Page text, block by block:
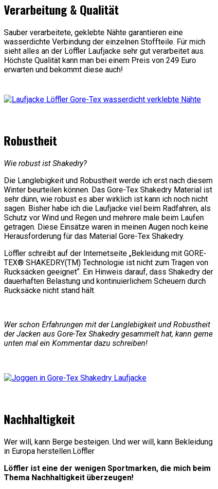
Verarbeitung & Qualität
Sauber verarbeitete, geklebte Nähte garantieren eine
wasserdichte Verbindung der einzelnen Stoffteile. Für mich
sieht alles an der Löffler Laufjacke sehr gut verarbeitet aus.
Höchste Qualität kann man bei einem Preis von 249 Euro
erwarten und bekommt diese auch!
Robustheit
Wie robust ist Shakedry?
Die Langlebigkeit und Robustheit werde ich erst nach diesem
Winter beurteilen können. Das Gore-Tex Shakedry Material ist
sehr dünn, wie robust es aber wirklich ist kann ich noch nicht
sagen. Bisher habe ich die Laufjacke viel beim Radfahren, als
Schutz vor Wind und Regen und mehrere male beim Laufen
getragen. Diese Einsätze waren in meinen Augen noch keine
Herausforderung für das Material Gore-Tex Shakedry.
Löffler schreibt auf der Internetseite „Bekleidung mit GORE-
TEX® SHAKEDRY(TM) Technologie ist nicht zum Tragen von
Rucksäcken geeignet“. Ein Hinweis darauf, dass Shakedry der
dauerhaften Belastung und kontinuierlichem Scheuern durch
Rucksäcke nicht stand hält.
Wer schon Erfahrungen mit der Langlebigkeit und Robustheit
der Jacken aus Gore-Tex Shakedry gesammelt hat, kann gerne
unten mal ein Kommentar dazu schreiben!
Nachhaltigkeit
Wer will, kann Berge besteigen. Und wer will, kann Bekleidung
in Europa herstellen.Löffler
Löffler ist eine der wenigen Sportmarken, die mich beim
Thema Nachhaltigkeit überzeugen!